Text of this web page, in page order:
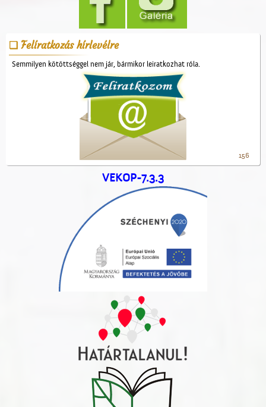
Felíratkozás hírlevélre
Semmilyen kötöttséggel nem jár, bármikor leiratkozhat róla.
156
VEKOP-7.3.3